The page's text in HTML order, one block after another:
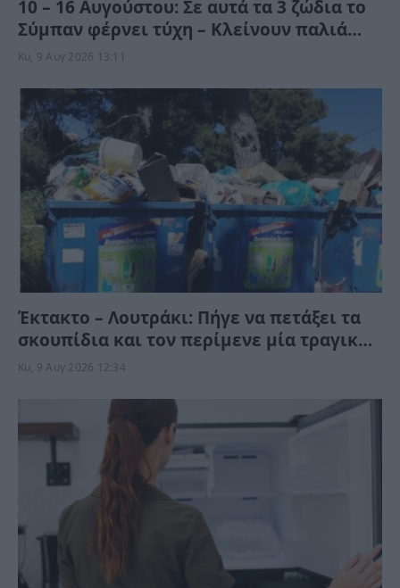
10 – 16 Αυγούστου: Σε αυτά τα 3 ζώδια το
Σύμπαν φέρνει τύχη – Κλείνουν παλιά
τεφτέρια και τους αντιμετωπίζουν
Κυ, 9 Αυγ 2026 13:11
Έκτακτο – Λουτράκι: Πήγε να πετάξει τα
σκουπίδια και τον περίμενε μία τραγική
στιγμή
Κυ, 9 Αυγ 2026 12:34